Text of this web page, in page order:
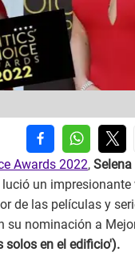
Awards 2022,
un impresionante
de las películas y
su nominación a
solos en el edificio').